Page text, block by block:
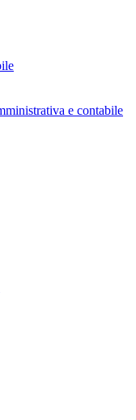
e contabile